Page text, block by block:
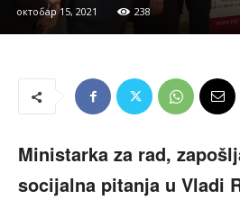
октобар 15, 2021 238
Ministarka za rad,
socijalna pitanja u Vladi